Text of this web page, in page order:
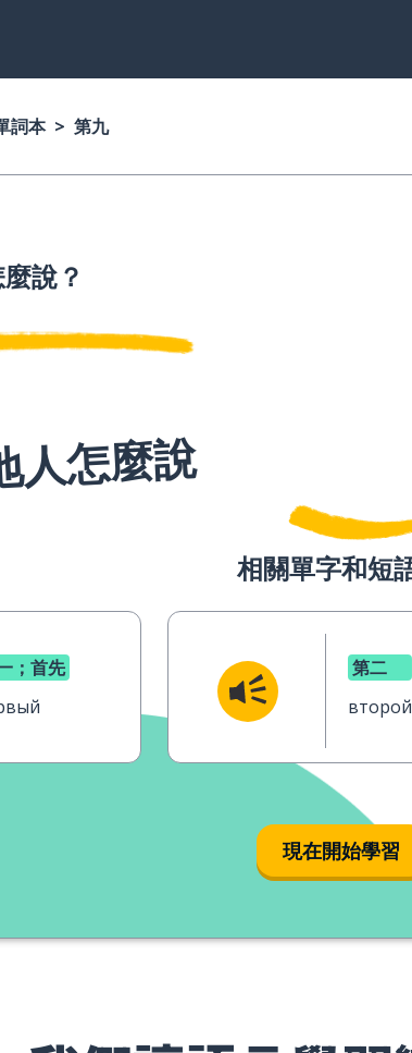
詞本 第九
說？
人怎麼說
相關單字和短
；首先
第二
второй
現在開始學習